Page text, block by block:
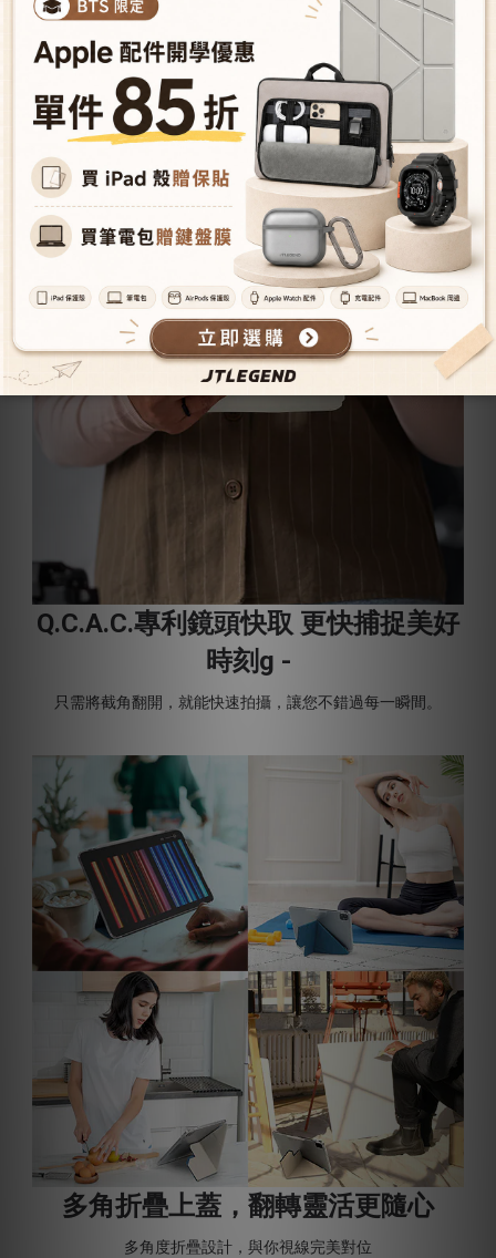
潔。 -
自動休眠喚醒 電量節約更聰明 -
支援iPad自動休眠/喚醒，不須額外設定。
Q.C.A.C.專利鏡頭快取 更快捕捉美好
時刻g -
只需將截角翻開，就能快速拍攝，讓您不錯過每一瞬間。
多角折疊上蓋，翻轉靈活更隨心
多角度折疊設計，與你視線完美對位